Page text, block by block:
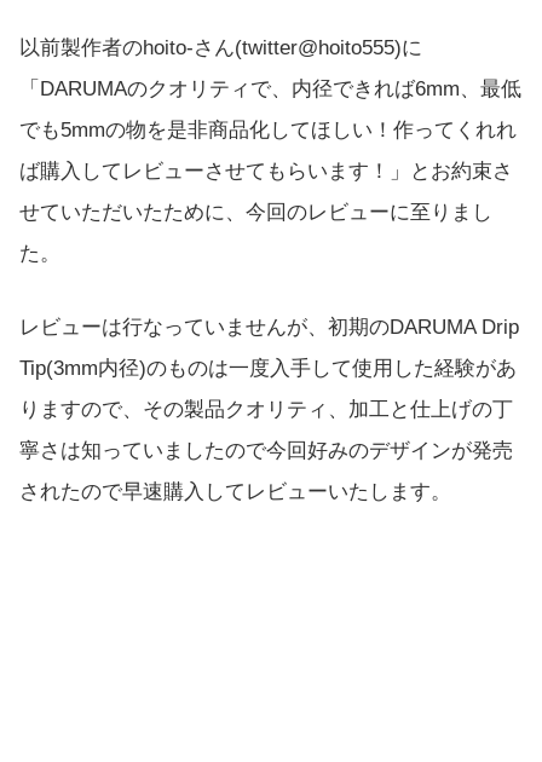
以前製作者のhoito-さん(twitter@hoito555)に
「DARUMAのクオリティで、内径できれば6mm、最低
でも5mmの物を是非商品化してほしい！作ってくれれ
ば購入してレビューさせてもらいます！」とお約束さ
せていただいたために、今回のレビューに至りまし
た。
レビューは行なっていませんが、初期のDARUMA Drip
Tip(3mm内径)のものは一度入手して使用した経験があ
りますので、その製品クオリティ、加工と仕上げの丁
寧さは知っていましたので今回好みのデザインが発売
されたので早速購入してレビューいたします。